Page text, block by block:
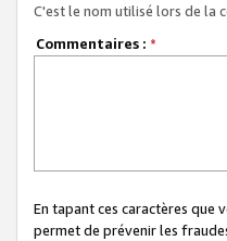
C'est le nom utilisé lors de la
Commentaires : *
En tapant ces caractères que
permet de prévenir les